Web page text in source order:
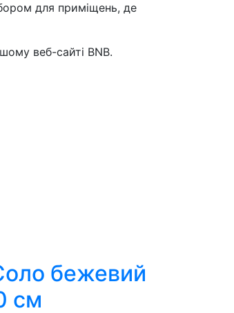
для приміщень, де
веб-сайті BNB.
бежевий
см